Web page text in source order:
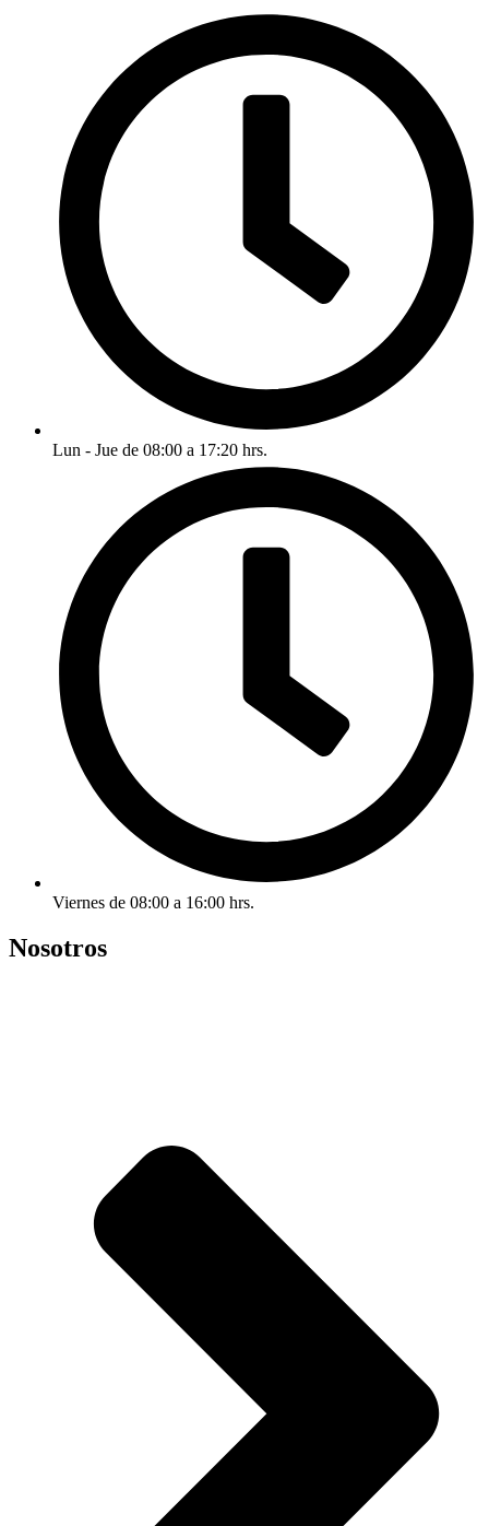
Lun - Jue de 08:00 a 17:20 hrs.
Viernes de 08:00 a 16:00 hrs.
Nosotros